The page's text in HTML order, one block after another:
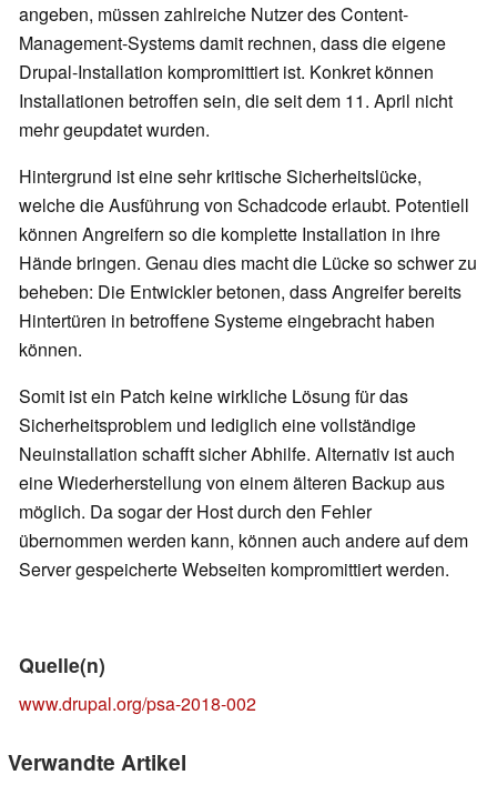
angeben, müssen zahlreiche Nutzer des Content-
Management-Systems damit rechnen, dass die eigene
Drupal-Installation kompromittiert ist. Konkret können
Installationen betroffen sein, die seit dem 11. April nicht
mehr geupdatet wurden.
Hintergrund ist eine sehr kritische Sicherheitslücke,
welche die Ausführung von Schadcode erlaubt. Potentiell
können Angreifern so die komplette Installation in ihre
Hände bringen. Genau dies macht die Lücke so schwer zu
beheben: Die Entwickler betonen, dass Angreifer bereits
Hintertüren in betroffene Systeme eingebracht haben
können.
Somit ist ein Patch keine wirkliche Lösung für das
Sicherheitsproblem und lediglich eine vollständige
Neuinstallation schafft sicher Abhilfe. Alternativ ist auch
eine Wiederherstellung von einem älteren Backup aus
möglich. Da sogar der Host durch den Fehler
übernommen werden kann, können auch andere auf dem
Server gespeicherte Webseiten kompromittiert werden.
Quelle(n)
www.drupal.org/psa-2018-002
Verwandte Artikel